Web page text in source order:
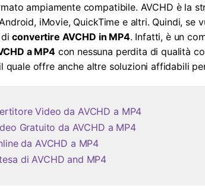
ampiamente compatibile. AVCHD è la
iMovie, QuickTime e altri. Quindi,
diconvertire AVCHD in MP4. Infatti, è un
a MP4con nessuna perdita di qualità
offre anche altre soluzioni affidabili
Video da AVCHD a MP4
Gratuito da AVCHD a MP4
da AVCHD a MP4
di AVCHD and MP4